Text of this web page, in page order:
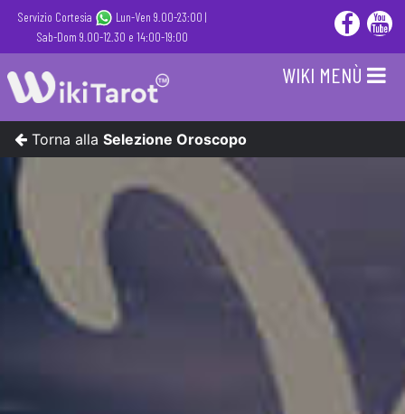
Servizio Cortesia
Lun-Ven 9.00-23:00 |
Sab-Dom 9.00-12.30 e 14:00-19:00
WIKI MENÙ
Torna alla Selezione Oroscopo